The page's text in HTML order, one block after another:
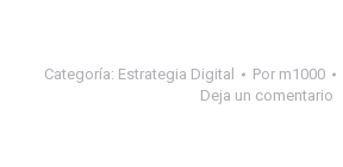
Categoría: Estrategia Digital Por m1000
Deja un comentario